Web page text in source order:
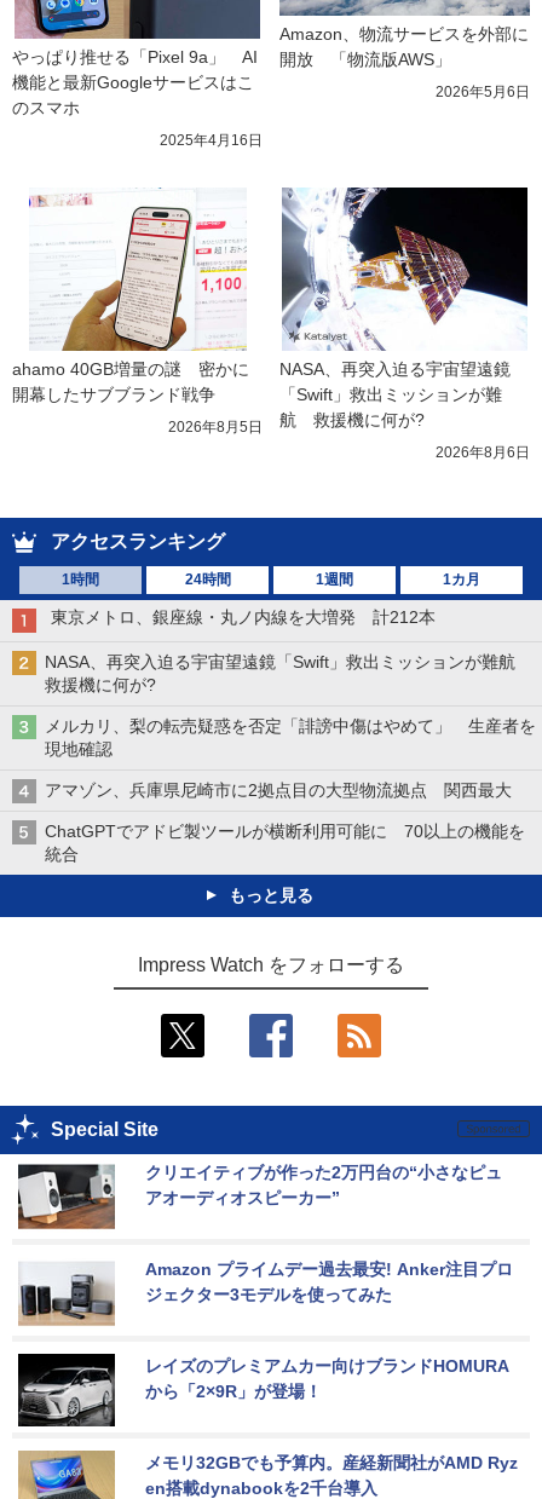
やっぱり推せる「Pixel 9a」　AI
機能と最新Googleサービスはこ
のスマホ
2025年4月16日
Amazon、物流サービスを外部に
開放　「物流版AWS」
2026年5月6日
ahamo 40GB増量の謎　密かに
開幕したサブブランド戦争
2026年8月5日
NASA、再突入迫る宇宙望遠鏡
「Swift」救出ミッションが難
航　救援機に何が?
2026年8月6日
アクセスランキング
1時間 24時間 1週間 1カ月
東京メトロ、銀座線・丸ノ内線を大増発 計212本
NASA、再突入迫る宇宙望遠鏡「Swift」救出ミッションが難航
救援機に何が?
メルカリ、梨の転売疑惑を否定「誹謗中傷はやめて」 生産者を
現地確認
アマゾン、兵庫県尼崎市に2拠点目の大型物流拠点 関西最大
ChatGPTでアドビ製ツールが横断利用可能に 70以上の機能を
統合
もっと見る
Impress Watch をフォローする
Special Site
クリエイティブが作った2万円台の“小さなピュ
アオーディオスピーカー”
Amazon プライムデー過去最安! Anker注目プロ
ジェクター3モデルを使ってみた
レイズのプレミアムカー向けブランドHOMURA
から「2×9R」が登場！
メモリ32GBでも予算内。産経新聞社がAMD Ryz
en搭載dynabookを2千台導入